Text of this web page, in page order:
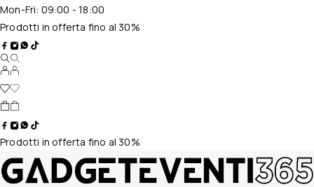
Mon-Fri: 09:00 - 18:00
Prodotti in offerta fino al 30%
Prodotti in offerta fino al 30%